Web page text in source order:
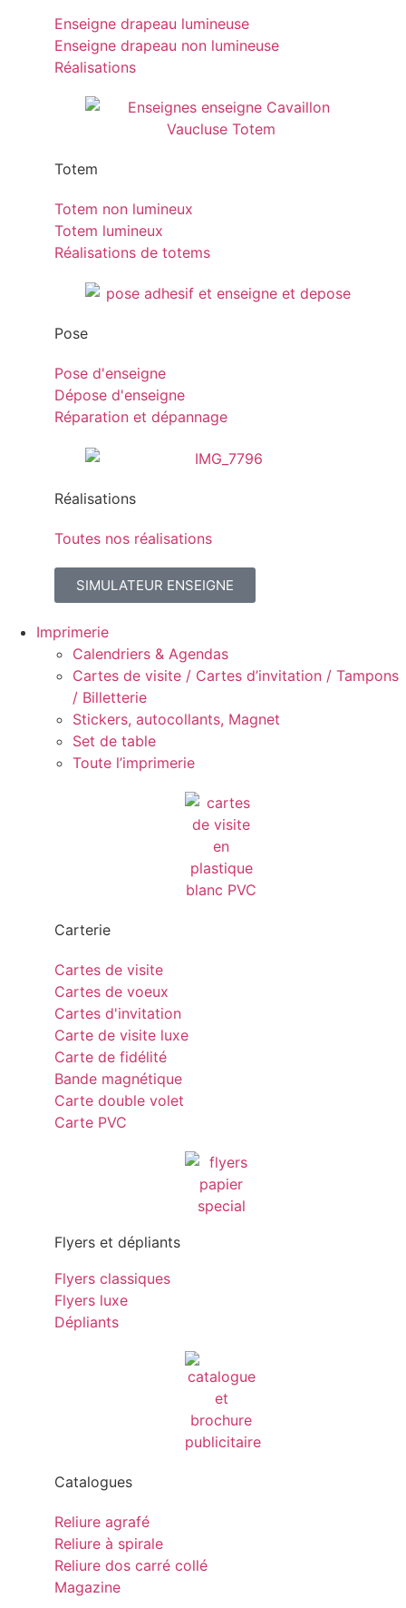
Enseigne drapeau lumineuse
Enseigne drapeau non lumineuse
Réalisations
Totem
Totem non lumineux
Totem lumineux
Réalisations de totems
Pose
Pose d'enseigne
Dépose d'enseigne
Réparation et dépannage
Réalisations
Toutes nos réalisations
SIMULATEUR ENSEIGNE
Imprimerie
Calendriers & Agendas
Cartes de visite / Cartes d’invitation / Tampons
/ Billetterie
Stickers, autocollants, Magnet
Set de table
Toute l’imprimerie
Carterie
Cartes de visite
Cartes de voeux
Cartes d'invitation
Carte de visite luxe
Carte de fidélité
Bande magnétique
Carte double volet
Carte PVC
Flyers et dépliants
Flyers classiques
Flyers luxe
Dépliants
Catalogues
Reliure agrafé
Reliure à spirale
Reliure dos carré collé
Magazine